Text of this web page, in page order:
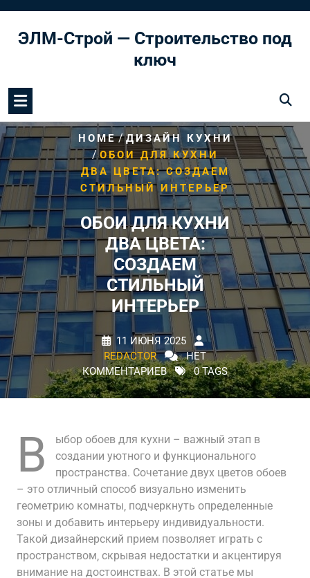
содержимому
ЭЛМ-Строй — Строительство под
ключ
HOME/ДИЗАЙН КУХНИ
/ОБОИ ДЛЯ КУХНИ
ДВА ЦВЕТА: СОЗДАЕМ
СТИЛЬНЫЙ ИНТЕРЬЕР
ОБОИ ДЛЯ КУХНИ
ДВА ЦВЕТА:
СОЗДАЕМ
СТИЛЬНЫЙ
ИНТЕРЬЕР
11 ИЮНЯ 2025
REDACTOR
НЕТ
КОММЕНТАРИЕВ
0 TAGS
В
ыбор обоев для кухни – важный этап в
создании уютного и функционального
пространства. Сочетание двух цветов обоев
– это отличный способ визуально изменить
геометрию комнаты‚ подчеркнуть определенные
зоны и добавить интерьеру индивидуальности.
Такой дизайнерский прием позволяет играть с
пространством‚ скрывая недостатки и акцентируя
внимание на достоинствах. В этой статье мы